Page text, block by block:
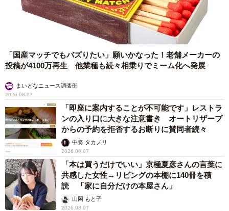
「国産マッチでもバズりたい」願いかなった！老舗メーカーの
投稿が4100万再生 他業種も続々相乗りでミーム化へ発展
まいどなニュース調査部
2026.08.07
「即座に案内することが不可能です」レストラ
ンの入り口に大きな注意書き オートリザーブ
からの予約を拒否するお断りに賛同者続々
中将 タカノリ
2026.08.07
「本は買うだけでいい」京極夏彦さんの言葉に
共感した女性→リビングの本棚に140冊を積
読 「家に自分だけの本屋さん」
山岡 もと子
2026.08.07